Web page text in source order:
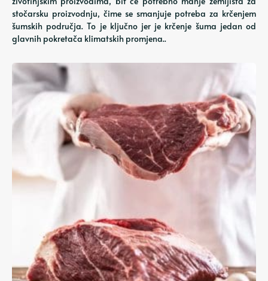
stočarsku proizvodnju, čime se smanjuje potreba za krčenjem
šumskih područja. To je ključno jer je krčenje šuma jedan od
glavnih pokretača klimatskih promjena..